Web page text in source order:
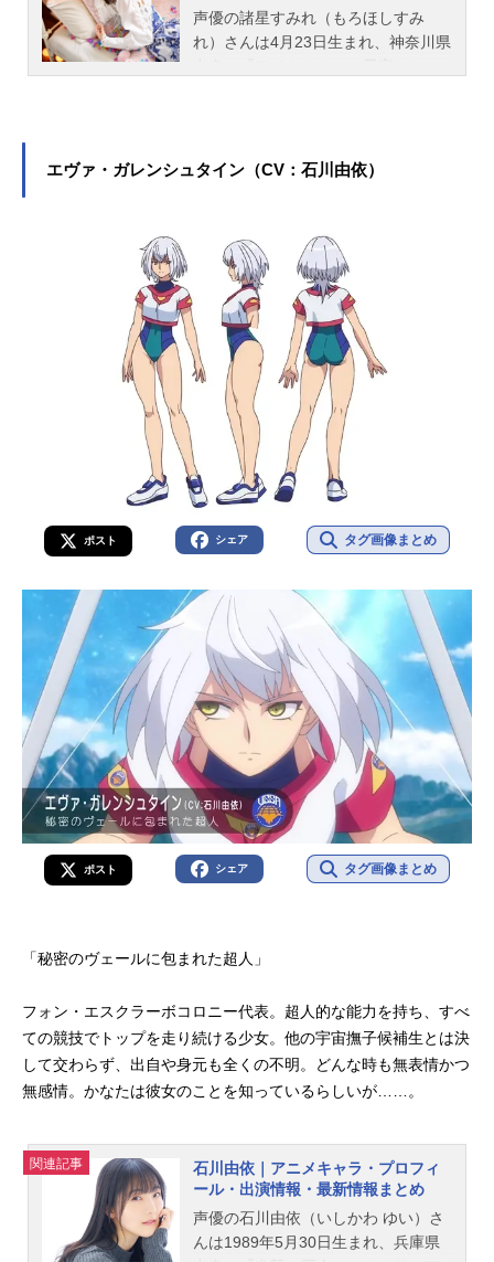
声優の諸星すみれ（もろほしすみ
れ）さんは4月23日生まれ、神奈川県
らでは、諸星すみれさんのオススメ
エヴァ・ガレンシュタイン（CV：石川由依）
ポスト シェア タグ画像まとめ
ポスト シェア タグ画像まとめ
「秘密のヴェールに包まれた超人」
フォン・エスクラーボコロニー代表。超人的な能力を持ち、すべ
ての競技でトップを走り続ける少女。他の宇宙撫子候補生とは決
して交わらず、出自や身元も全くの不明。どんな時も無表情かつ
無感情。かなたは彼女のことを知っているらしいが……。
関連記事
石川由依｜アニメキャラ・プロフィ
ール・出演情報・最新情報まとめ
声優の石川由依（いしかわ ゆい）さ
んは1989年5月30日生まれ、兵庫県